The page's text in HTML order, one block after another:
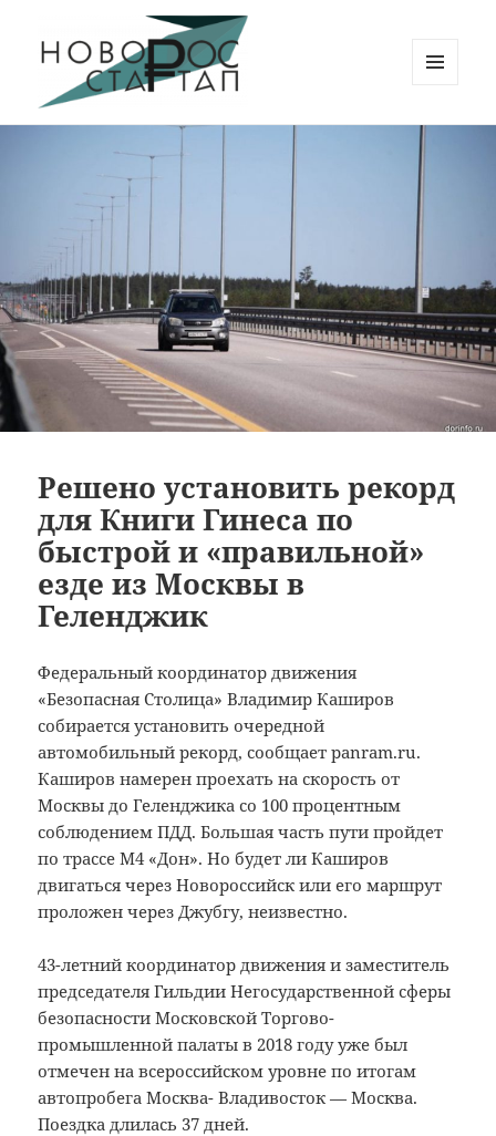
Новорос Стартап
ВИДЖЕТЫ
Решено установить рекорд
для Книги Гинеса по
быстрой и «правильной»
езде из Москвы в
Геленджик
Федеральный координатор движения
«Безопасная Столица» Владимир Каширов
собирается установить очередной
автомобильный рекорд, сообщает panram.ru.
Каширов намерен проехать на скорость от
Москвы до Геленджика со 100 процентным
соблюдением ПДД. Большая часть пути пройдет
по трассе М4 «Дон». Но будет ли Каширов
двигаться через Новороссийск или его маршрут
проложен через Джубгу, неизвестно.
43-летний координатор движения и заместитель
председателя Гильдии Негосударственной сферы
безопасности Московской Торгово-
промышленной палаты в 2018 году уже был
отмечен на всероссийском уровне по итогам
автопробега Москва- Владивосток — Москва.
Поездка длилась 37 дней.